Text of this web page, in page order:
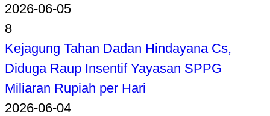
2026-06-05
8
Kejagung Tahan Dadan Hindayana Cs,
Diduga Raup Insentif Yayasan SPPG
Miliaran Rupiah per Hari
2026-06-04